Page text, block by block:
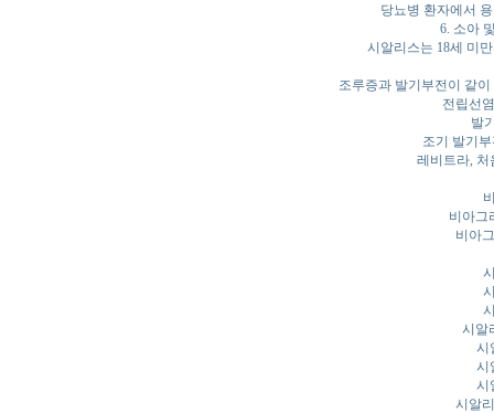
당뇨병 환자에서
6. 소아
시알리스는 18세 미
조루증과 발기부전이 같
전립선
발
조기 발기
레비트라, 처
비아그
비아
시알
시
시
시
시알